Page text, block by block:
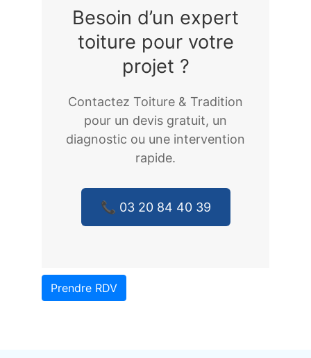
Besoin d’un expert
toiture pour votre
projet ?
Contactez Toiture & Tradition
pour un devis gratuit, un
diagnostic ou une intervention
rapide.
📞 03 20 84 40 39
Prendre RDV